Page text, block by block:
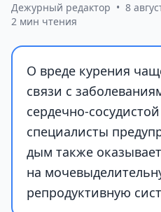
Дежурный редактор • 8
2 мин чтения
О вреде курения
связи с
сердечно-
специалисты
дым также
на
репродуктивную